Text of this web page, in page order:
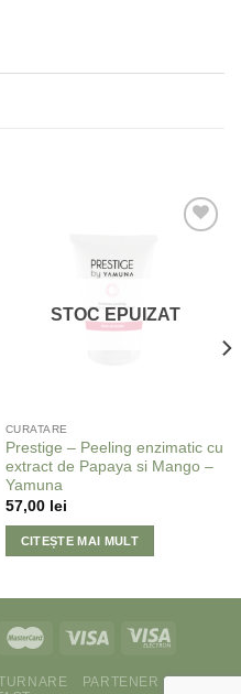
STOC EPUIZAT
CURATARE
Prestige – Peeling enzimatic cu
extract de Papaya si Mango –
Yamuna
57,00 lei
CITEȘTE MAI MULT
PARTENER